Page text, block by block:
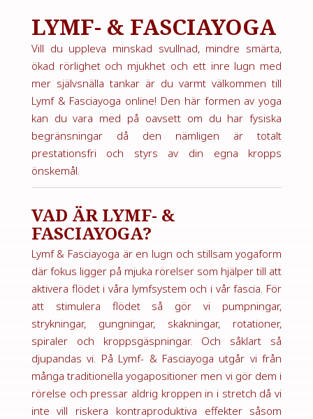
LYMF- & FASCIAYOGA
Vill du uppleva minskad svullnad, mindre smärta,
ökad rörlighet och mjukhet och ett inre lugn med
mer självsnälla tankar är du varmt välkommen till
Lymf & Fasciayoga online! Den här formen av yoga
kan du vara med på oavsett om du har fysiska
begränsningar då den nämligen är totalt
prestationsfri och styrs av din egna kropps
önskemål.
VAD ÄR LYMF- &
FASCIAYOGA?
Lymf & Fasciayoga är en lugn och stillsam yogaform
där fokus ligger på mjuka rörelser som hjälper till att
aktivera flödet i våra lymfsystem och i vår fascia. För
att stimulera flödet så gör vi pumpningar,
strykningar, gungningar, skakningar, rotationer,
spiraler och kroppsgäspningar. Och såklart så
djupandas vi. På Lymf- & Fasciayoga utgår vi från
många traditionella yogapositioner men vi gör dem i
rörelse och pressar aldrig kroppen in i stretch då vi
inte vill riskera kontraproduktiva effekter såsom